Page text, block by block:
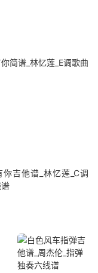
简谱_林忆莲_E调歌曲
你吉他谱_林忆莲_C调